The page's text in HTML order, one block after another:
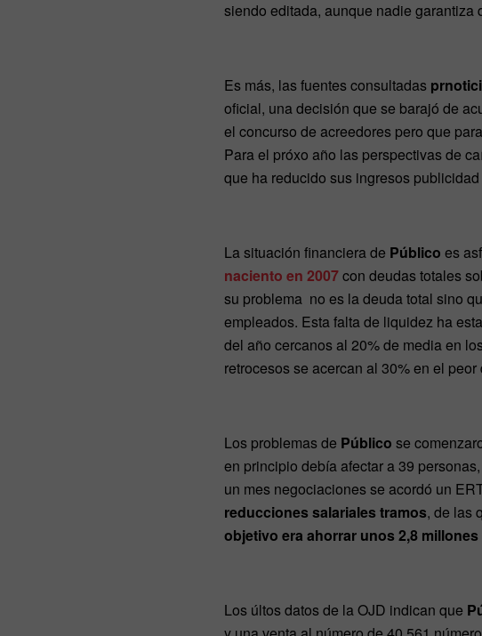
siendo editada, aunque nadie
Es más, las fuentes consultadas
oficial, una decisión que se barajó de
el concurso de acreedores pero que
Para el próxo año las perspectivas de
que ha reducido sus ingresos
La situación financiera de Público es
naciento en 2007con deudas totales
su problema no es la deuda total sino
empleados. Esta falta de liquidez ha
del año cercanos al 20% de media en
retrocesos se acercan al 30% en el
Los problemas de Público se
en principio debía afectar a 39
un mes negociaciones se acordó un
reducciones salariales tramos, de las
objetivo era ahorrar unos 2,8
Los últos datos de la OJD indican que